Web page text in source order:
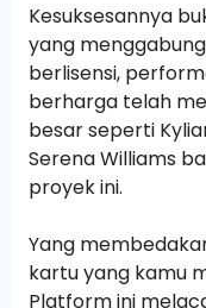
Kesuksesannya
yang
berlisensi,
berharga telah
besar seperti
Serena Williams
proyek ini.
Yang
kartu yang kamu
Platform ini